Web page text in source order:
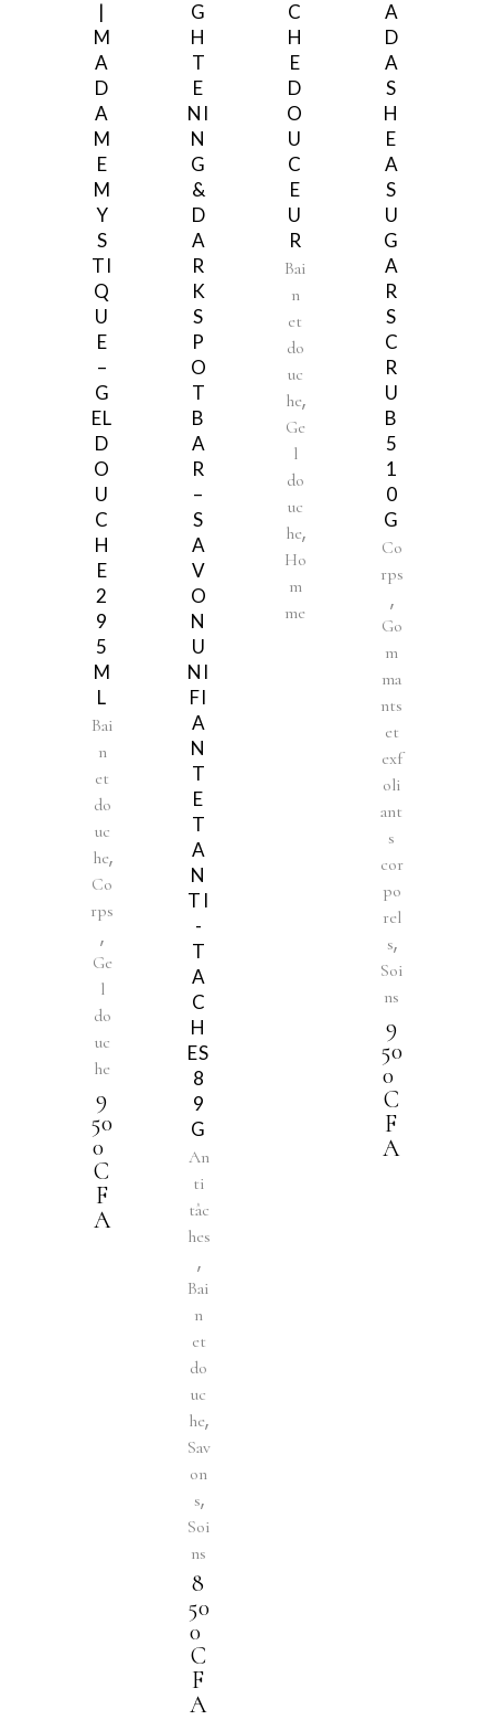
|
M
A
D
A
M
E
M
Y
S
TI
Q
U
E
–
G
EL
D
O
U
C
H
E
2
9
5
M
L
Bai
n
et
do
uc
he,
Co
rps
,
Ge
l
do
uc
he
9
50
0
C
F
A
G
H
T
E
NI
N
G
&
D
A
R
K
S
P
O
T
B
A
R
–
S
A
V
O
N
U
NI
FI
A
N
T
E
T
A
N
TI
-
T
A
C
H
ES
8
9
G
An
ti
tâc
hes
,
Bai
n
et
do
uc
he,
Sav
on
s,
Soi
ns
8
50
0
C
F
A
C
H
E
D
O
U
C
E
U
R
Bai
n
et
do
uc
he,
Ge
l
do
uc
he,
Ho
m
me
A
D
A
S
H
E
A
S
U
G
A
R
S
C
R
U
B
5
1
0
G
Co
rps
,
Go
m
ma
nts
et
exf
oli
ant
s
cor
po
rel
s,
Soi
ns
9
50
0
C
F
A